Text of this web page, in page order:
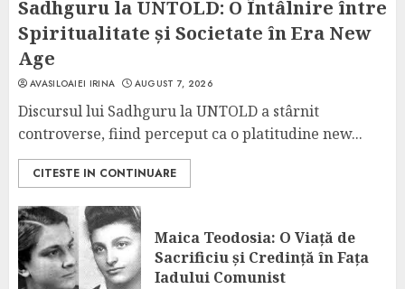
Sadhguru la UNTOLD: O Întâlnire între
Spiritualitate și Societate în Era New
Age
AVASILOAIEI IRINA AUGUST 7, 2026
Discursul lui Sadhguru la UNTOLD a stârnit
controverse, fiind perceput ca o platitudine new...
CITESTE IN CONTINUARE
Maica Teodosia: O Viață de
Sacrificiu și Credință în Fața
Iadului Comunist